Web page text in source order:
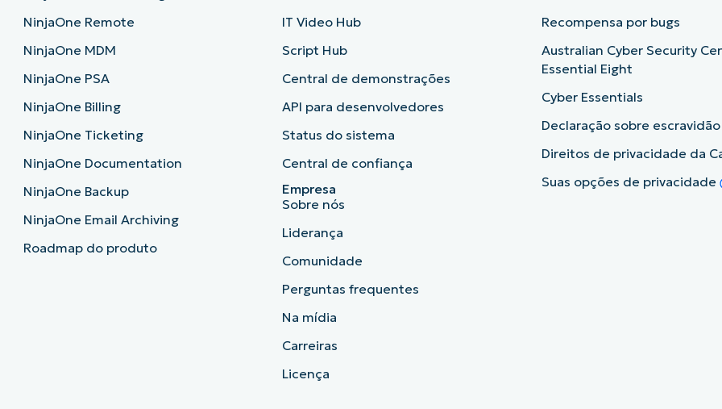
NinjaOne Remote
NinjaOne MDM
NinjaOne PSA
NinjaOne Billing
NinjaOne Ticketing
NinjaOne Documentation
NinjaOne Backup
NinjaOne Email Archiving
Roadmap do produto
IT Video Hub
Script Hub
Central de demonstrações
API para desenvolvedores
Status do sistema
Central de confiança
Empresa
Sobre nós
Liderança
Comunidade
Perguntas frequentes
Na mídia
Carreiras
Licença
Recompensa por bugs
Australian Cyber Security
Essential Eight
Cyber Essentials
Declaração sobre
Direitos de privacidade da
Suas opções de privacidade